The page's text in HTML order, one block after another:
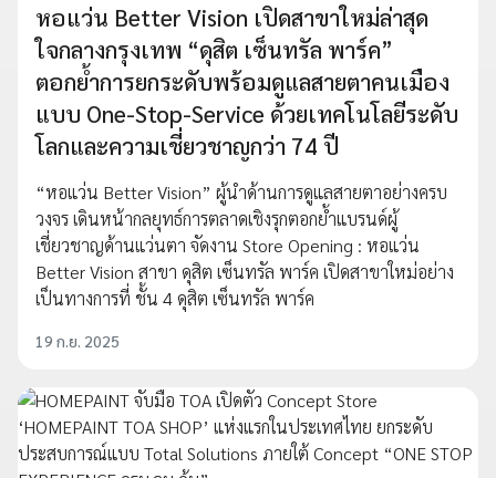
หอแว่น Better Vision เปิดสาขาใหม่ล่าสุด
ใจกลางกรุงเทพ “ดุสิต เซ็นทรัล พาร์ค”
ตอกย้ำการยกระดับพร้อมดูแลสายตาคนเมือง
แบบ One-Stop-Service ด้วยเทคโนโลยีระดับ
โลกและความเชี่ยวชาญกว่า 74 ปี
“หอแว่น Better Vision” ผู้นำด้านการดูแลสายตาอย่างครบ
วงจร เดินหน้ากลยุทธ์การตลาดเชิงรุกตอกย้ำแบรนด์ผู้
เชี่ยวชาญด้านแว่นตา จัดงาน Store Opening : หอแว่น
Better Vision สาขา ดุสิต เซ็นทรัล พาร์ค เปิดสาขาใหม่อย่าง
เป็นทางการที่ ชั้น 4 ดุสิต เซ็นทรัล พาร์ค
19 ก.ย. 2025